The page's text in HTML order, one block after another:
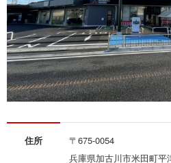
住所
〒675-0054
兵庫県加古川市米田町平